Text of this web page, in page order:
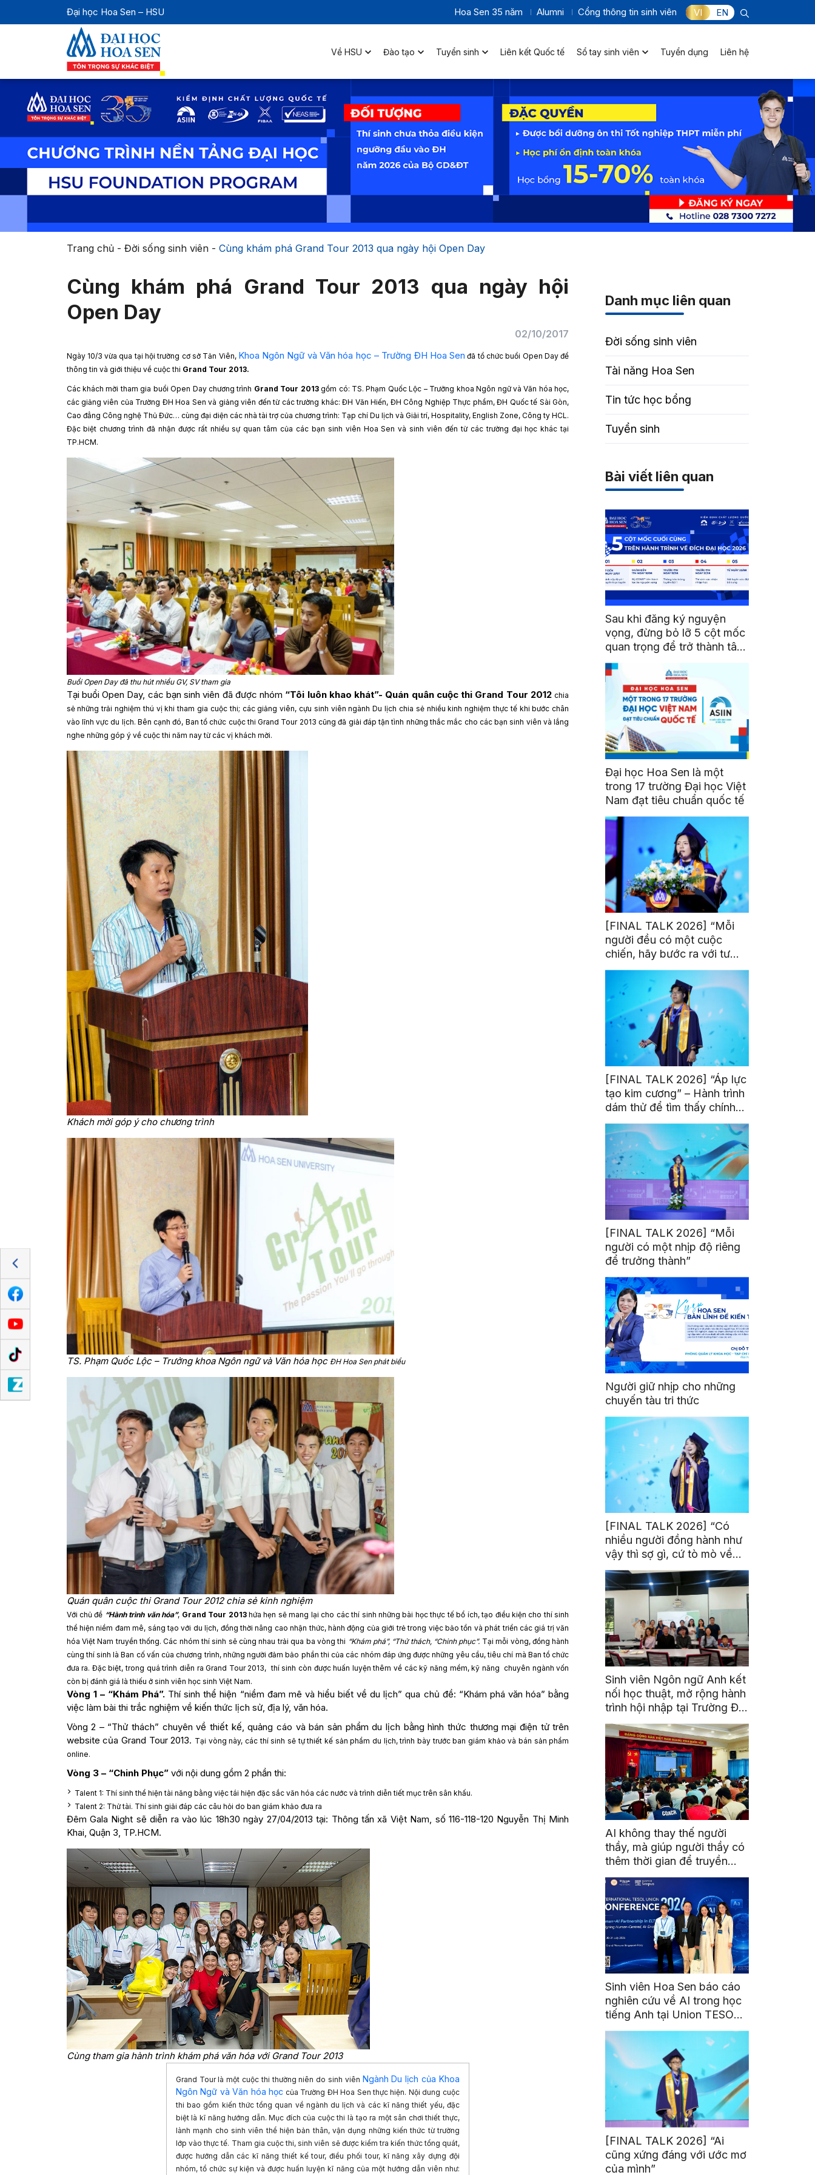
Đại học Hoa Sen – HSU Hoa Sen 35 năm Alumni Cổng thông tin sinh viên VI EN
Về HSU Đào tạo Tuyển sinh Liên kết Quốc tế Sổ tay sinh viên Tuyển dụng Liên hệ
Trang chủ- Đời sống sinh viên- Cùng khám phá Grand Tour 2013 qua ngày hội Open Day
Cùng khám phá Grand Tour 2013 qua ngày hội
Open Day
02/10/2017
Ngày 10/3 vừa qua tại hội trường cơ sở Tản Viên, Khoa Ngôn Ngữ và Văn hóa học – Trường ĐH Hoa Sen đã tổ chức buổi Open Day để
thông tin và giới thiệu về cuộc thi Grand Tour 2013.
Các khách mời tham gia buổi Open Day chương trình Grand Tour 2013gồm có: TS. Phạm Quốc Lộc – Trưởng khoa Ngôn ngữ và Văn hóa học,
các giảng viên của Trường ĐH Hoa Sen và giảng viên đến từ các trường khác: ĐH Văn Hiến, ĐH Công Nghiệp Thực phẩm, ĐH Quốc tế Sài Gòn,
Cao đẳng Công nghệ Thủ Đức… cùng đại diện các nhà tài trợ của chương trình: Tạp chí Du lịch và Giải trí, Hospitality, English Zone, Công ty HCL.
Đặc biệt chương trình đã nhận được rất nhiều sự quan tâm của các bạn sinh viên Hoa Sen và sinh viên đến từ các trường đại học khác tại
TP.HCM.
Buổi Open Day đã thu hút nhiều GV, SV tham gia
Tại buổi Open Day, các bạn sinh viên đã được nhóm “Tôi luôn khao khát”- Quán quân cuộc thi Grand Tour 2012chia
sẻ những trải nghiệm thú vị khi tham gia cuộc thi; các giảng viên, cựu sinh viên ngành Du lịch chia sẻ nhiều kinh nghiệm thực tế khi bước chân
vào lĩnh vực du lịch. Bên cạnh đó, Ban tổ chức cuộc thi Grand Tour 2013 cũng đã giải đáp tận tình những thắc mắc cho các bạn sinh viên và lắng
nghe những góp ý về cuộc thi năm nay từ các vị khách mời.
Khách mời góp ý cho chương trình
TS. Phạm Quốc Lộc – Trưởng khoa Ngôn ngữ và Văn hóa học ĐH Hoa Sen phát biểu
Quán quân cuộc thi Grand Tour 2012 chia sẻ kinh nghiệm
Với chủ đề “Hành trình văn hóa”, Grand Tour 2013 hứa hẹn sẽ mang lại cho các thí sinh những bài học thực tế bổ ích, tạo điều kiện cho thí sinh
thể hiện niềm đam mê, sáng tạo với du lịch, đồng thời nâng cao nhận thức, hành động của giới trẻ trong việc bảo tồn và phát triển các giá trị văn
hóa Việt Nam truyền thống.Các nhóm thí sinh sẽ cùng nhau trải qua ba vòng thi “Khám phá”, “Thử thách, “Chinh phục”. Tại mỗi vòng, đồng hành
cùng thí sinh là Ban cố vấn của chương trình, những người đảm bảo phần thi của các nhóm đáp ứng được những yêu cầu, tiêu chí mà Ban tổ chức
đưa ra. Đặc biệt, trong quá trình diễn ra Grand Tour 2013, thí sinh còn được huấn luyện thêm về các kỹ năng mềm, kỹ năng chuyên ngành vốn
còn bị đánh giá là thiếu ở sinh viên học sinh Việt Nam.
Vòng 1 – “Khám Phá”.Thí sinh thể hiện “niềm đam mê và hiểu biết về du lịch” qua chủ đề: “Khám phá văn hóa” bằng
việc làm bài thi trắc nghiệm về kiến thức lịch sử, địa lý, văn hóa.
Vòng 2 – “Thử thách” chuyên về thiết kế, quảng cáo và bán sản phẩm du lịch bằng hình thức thương mại điện tử trên
website của Grand Tour 2013. Tại vòng này, các thí sinh sẽ tự thiết kế sản phẩm du lịch, trình bày trước ban giám khảo và bán sản phẩm
online.
Vòng 3 – “Chinh Phục” với nội dung gồm 2 phần thi:
Talent 1: Thí sinh thể hiện tài năng bằng việc tái hiện đặc sắc văn hóa các nước và trình diễn tiết mục trên sân khấu.
Talent 2: Thử tài. Thí sinh giải đáp các câu hỏi do ban giám khảo đưa ra
Đêm Gala Night sẽ diễn ra vào lúc 18h30 ngày 27/04/2013 tại: Thông tấn xã Việt Nam, số 116-118-120 Nguyễn Thị Minh
Khai, Quận 3, TP.HCM.
Cùng tham gia hành trình khám phá văn hóa với Grand Tour 2013
Grand Tour là một cuộc thi thường niên do sinh viên Ngành Du lịch của Khoa
Ngôn Ngữ và Văn hóa học của Trường ĐH Hoa Sen thực hiện. Nội dung cuộc
thi bao gồm kiến thức tổng quan về ngành du lịch và các kĩ năng thiết yếu, đặc
biệt là kĩ năng hướng dẫn. Mục đích của cuộc thi là tạo ra một sân chơi thiết thực,
lành mạnh cho sinh viên thể hiện bản thân, vận dụng những kiến thức từ trường
lớp vào thực tế. Tham gia cuộc thi, sinh viên sẽ được kiểm tra kiến thức tổng quát,
được hướng dẫn các kĩ năng thiết kế tour, điều phối tour, kĩ năng xây dựng đội
nhóm, tổ chức sự kiện và được huấn luyện kĩ năng của một hướng dẫn viên như:
Danh mục liên quan
Đời sống sinh viên
Tài năng Hoa Sen
Tin tức học bổng
Tuyển sinh
Bài viết liên quan
Sau khi đăng ký nguyện
vọng, đừng bỏ lỡ 5 cột mốc
quan trọng để trở thành tân
sinh viên HSU
Đại học Hoa Sen là một
trong 17 trường Đại học Việt
Nam đạt tiêu chuẩn quốc tế
[FINAL TALK 2026] “Mỗi
người đều có một cuộc
chiến, hãy bước ra với tư
thế của người chiến thắng”
[FINAL TALK 2026] “Áp lực
tạo kim cương” – Hành trình
dám thử để tìm thấy chính
mình
[FINAL TALK 2026] “Mỗi
người có một nhịp độ riêng
để trưởng thành”
Người giữ nhịp cho những
chuyến tàu tri thức
[FINAL TALK 2026] “Có
nhiều người đồng hành như
vậy thì sợ gì, cứ tò mò về
thế giới thôi”
Sinh viên Ngôn ngữ Anh kết
nối học thuật, mở rộng hành
trình hội nhập tại Trường Đại
học Quốc gia Malaysia
AI không thay thế người
thầy, mà giúp người thầy có
thêm thời gian để truyền
cảm hứng
Sinh viên Hoa Sen báo cáo
nghiên cứu về AI trong học
tiếng Anh tại Union TESOL
2026 ở Singapore
[FINAL TALK 2026] “Ai
cũng xứng đáng với ước mơ
của mình”